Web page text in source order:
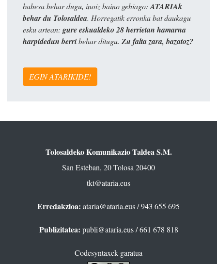
babesa behar dugu, inoiz baino gehiago: ATARIAk
behar du Tolosaldea. Horregatik erronka bat daukagu
esku artean: gure eskualdeko 28 herrietan hamarna
harpidedun berribehar ditugu. Zu falta zara, bazatoz?
EGIN ATARIKIDE!
Tolosaldeko Komunikazio Taldea S.M.
San Esteban, 20 Tolosa 20400
tkt@ataria.eus
Erredakzioa: ataria@ataria.eus/ 943 655 695
Publizitatea: publi@ataria.eus/ 661 678 818
Codesyntaxek garatua